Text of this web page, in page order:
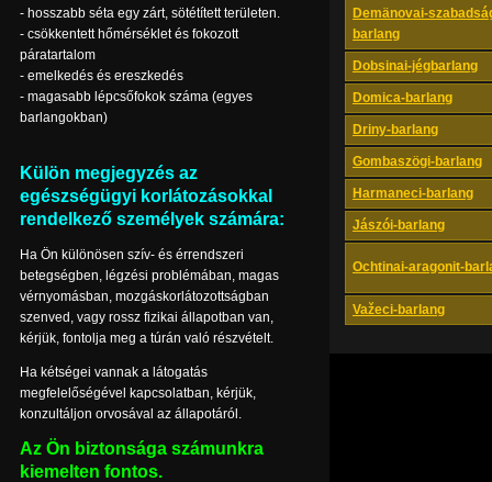
Demänovai-
barlang
Dobsinai-jégbarlang
Domica-barlang
Driny-barlang
Gombaszögi-barlang
Harmaneci-barlang
Jászói-barlang
Ochtinai-aragonit-
Važeci-barlang
- hosszabb séta egy zárt, sötétített területen.
- csökkentett hőmérséklet és fokozott
páratartalom
- emelkedés és ereszkedés
- magasabb lépcsőfokok száma (egyes
barlangokban)
Külön megjegyzés az
egészségügyi korlátozásokkal
rendelkező személyek számára:
Ha Ön különösen szív- és érrendszeri
betegségben, légzési problémában, magas
vérnyomásban, mozgáskorlátozottságban
szenved, vagy rossz fizikai állapotban van,
kérjük, fontolja meg a túrán való részvételt.
Ha kétségei vannak a látogatás
megfelelőségével kapcsolatban, kérjük,
konzultáljon orvosával az állapotáról.
Az Ön biztonsága számunkra
kiemelten fontos.